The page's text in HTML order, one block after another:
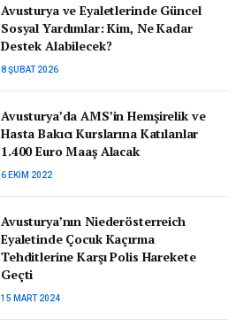
Avusturya ve Eyaletlerinde Güncel
Sosyal Yardımlar: Kim, Ne Kadar
Destek Alabilecek?
8 ŞUBAT 2026
Avusturya’da AMS’in Hemşirelik ve
Hasta Bakıcı Kurslarına Katılanlar
1.400 Euro Maaş Alacak
6 EKIM 2022
Avusturya’nın Niederösterreich
Eyaletinde Çocuk Kaçırma
Tehditlerine Karşı Polis Harekete
Geçti
15 MART 2024